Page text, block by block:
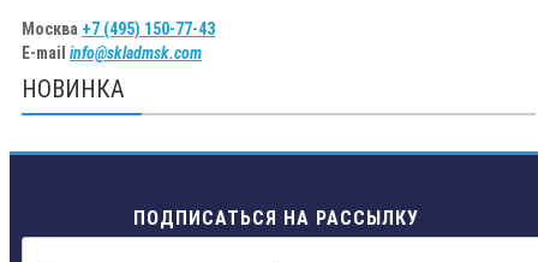
Москва +7 (495) 150-77-43
E-mail info@skladmsk.com
НОВИНКА
ПОДПИСАТЬСЯ НА РАССЫЛКУ